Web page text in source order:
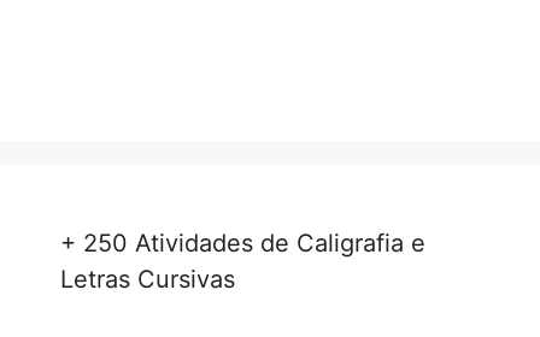
+ 250 Atividades de Caligrafia e
Letras Cursivas